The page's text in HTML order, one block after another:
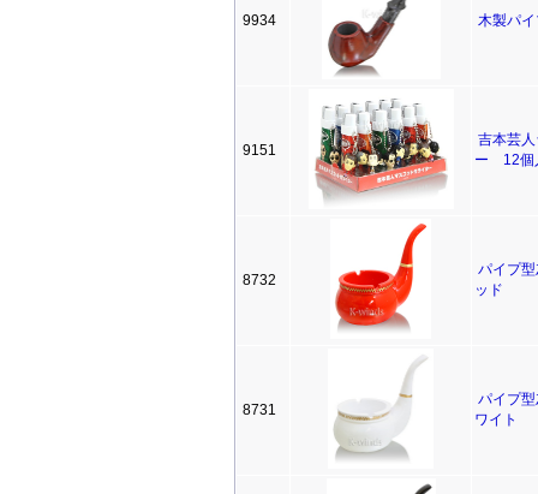
9934 木製パ
9151
吉本芸
ー 12個
8732
パイプ
ッド
8731
パイプ
ワイト